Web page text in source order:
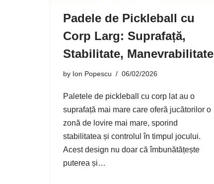
Padele de Pickleball cu
Corp Larg: Suprafață,
Stabilitate, Manevrabilitate
by Ion Popescu 06/02/2026
Paletele de pickleball cu corp lat au o
suprafață mai mare care oferă jucătorilor o
zonă de lovire mai mare, sporind
stabilitatea și controlul în timpul jocului.
Acest design nu doar că îmbunătățește
puterea și…